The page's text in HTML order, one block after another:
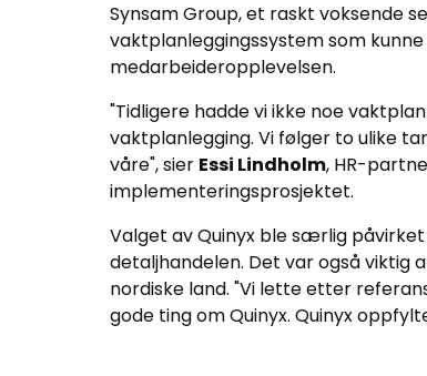
Synsam Group, et raskt voksende
vaktplanleggingssystem som
medarbeideropplevelsen.
"Tidligere hadde vi ikke noe
vaktplanlegging. Vi følger to ulike
våre", sier Essi Lindholm, HR-
implementeringsprosjektet.
Valget av Quinyx ble særlig
detaljhandelen. Det var også viktig
nordiske land. "Vi lette etter
gode ting om Quinyx. Quinyx